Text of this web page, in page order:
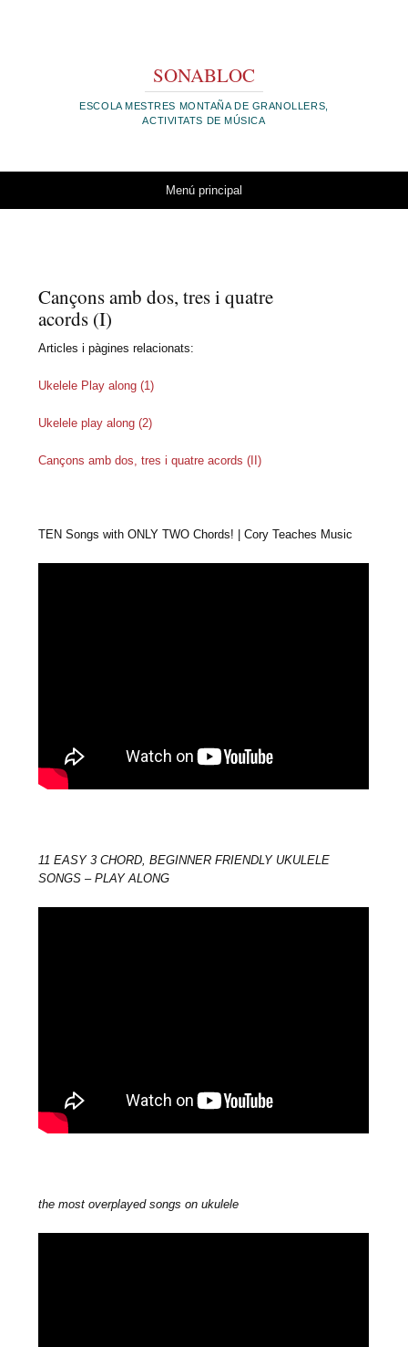
SONABLOC
ESCOLA MESTRES MONTAÑA DE GRANOLLERS,
ACTIVITATS DE MÚSICA
Menú principal
Cançons amb dos, tres i quatre
acords (I)
Articles i pàgines relacionats:
Ukelele Play along (1)
Ukelele play along (2)
Cançons amb dos, tres i quatre acords (II)
TEN Songs with ONLY TWO Chords! | Cory Teaches Music
11 EASY 3 CHORD, BEGINNER FRIENDLY UKULELE
SONGS – PLAY ALONG
the most overplayed songs on ukulele